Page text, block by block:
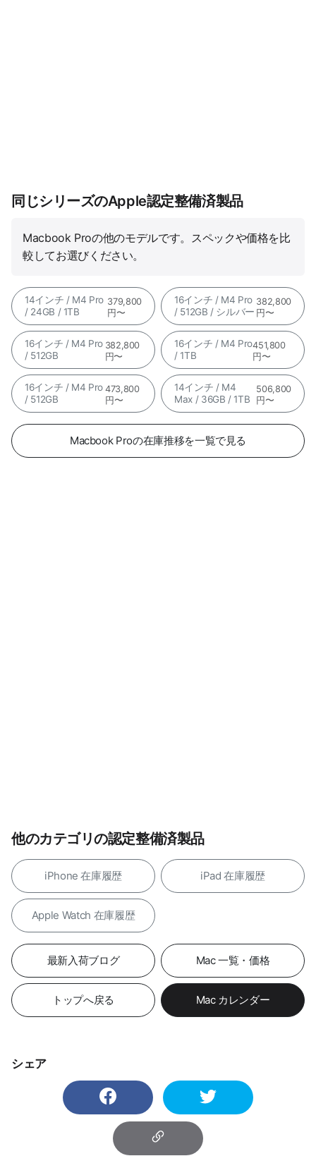
同じシリーズのApple認定整備済製品
Macbook Proの他のモデルです。スペックや価格を比
較してお選びください。
14インチ / M4 Pro
/ 24GB / 1TB
379,800
円〜
16インチ / M4 Pro
/ 512GB / シルバー
382,800
円〜
16インチ / M4 Pro
/ 512GB
382,800
円〜
16インチ / M4 Pro
/ 1TB
451,800
円〜
16インチ / M4 Pro
/ 512GB
473,800
円〜
14インチ / M4
Max / 36GB / 1TB
506,800
円〜
Macbook Proの在庫推移を一覧で見る
他のカテゴリの認定整備済製品
iPhone 在庫履歴 iPad 在庫履歴
Apple Watch 在庫履歴
最新入荷ブログ Mac 一覧・価格
トップへ戻る Mac カレンダー
シェア